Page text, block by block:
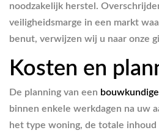
noodzakelijk herstel.
veiligheidsmarge in een markt
benut, verwijzen wij u naar onze
Kosten en
De planning van een
binnen enkele werkdagen na uw
het type woning, de totale